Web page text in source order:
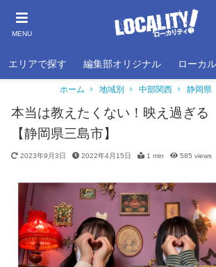
MENU
エリアで探す 編集部オリジナル ローカ
ホーム 地域別 中部関西 静岡県
本当は教えたくない！映え過ぎる
【静岡県三島市】
2023年9月3日 2022年4月15日 1 min 585 views